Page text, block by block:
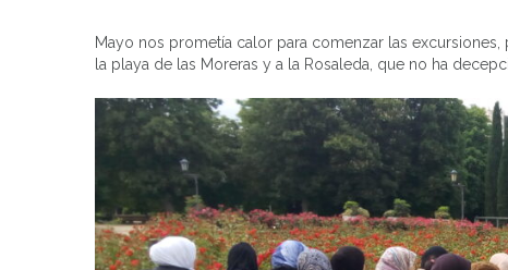
Mayo nos prometía calor para comenzar las
la playa de las Moreras y a la Rosaleda, que no ha